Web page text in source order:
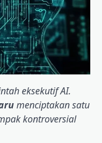
eksekutif AI.
menciptakan satu
kontroversial